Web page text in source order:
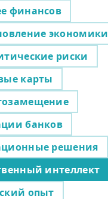
финансов
экономики
риски
карты
банков
решения
интеллект
опыт